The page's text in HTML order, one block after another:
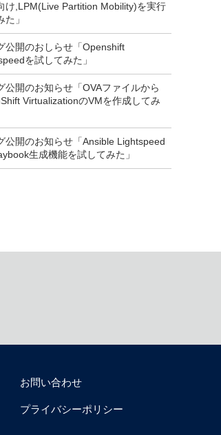
け,LPM(Live Partition Mobility)を実行
た」
公開のおしらせ「Openshift
を試してみた」
公開のお知らせ「OVAファイルから
VirtualizationのVMを作成してみ
公開のお知らせ「Ansible Lightspeed
生成機能を試してみた」
お問い合わせ
プライバシーポリシー